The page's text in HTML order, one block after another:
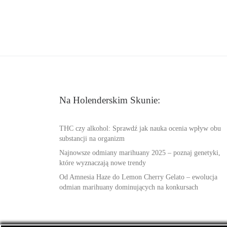
Na Holenderskim Skunie:
THC czy alkohol: Sprawdź jak nauka ocenia wpływ obu
substancji na organizm
Najnowsze odmiany marihuany 2025 – poznaj genetyki,
które wyznaczają nowe trendy
Od Amnesia Haze do Lemon Cherry Gelato – ewolucja
odmian marihuany dominujących na konkursach